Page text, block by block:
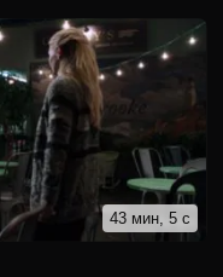
43 мин, 5 с